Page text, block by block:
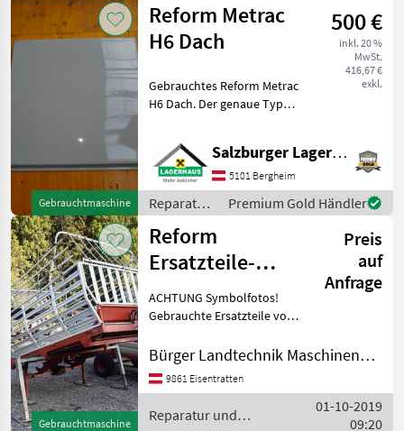
Kategorie 4 Land Filter
Reparatur
Ersatzteile
Sonstige
Und
Ersatzteile
Reform
KATEGORIE
WÄHLEN
Reform
Claas
Ergebnisse
anzeigen
Gebrauchtmaschine
Reform Metrac
H6 Dach
500 €
inkl. 20 %
MwSt.
416,67 €
exkl.
Gebrauchtes Reform Metrac
H6 Dach. Der genaue Typ
auf einen Metrac H6 -
ETL226905 passen. Sollten
Sie noch Fragen,
Salzburger Lagerhaus-Technik
5101 Bergheim
Reparatur
und
Ersatzteile
/ Reform
Premium Gold Händler
Gebrauchtmaschine
Reform
Ersatzteile-
Muli/ Metrac/
Mäher
Preis
auf
Anfrage
ACHTUNG Symbolfotos!
Gebrauchte Ersatzteile von:
MULI 30 REFORM MULI 33
REFORM MULI 40 REFORM
MULI 45/145 REFORM MULI
Bürger Landtechnik Maschinenbau
9861 Eisentratten
Reparatur und
01-10-2019
09:20